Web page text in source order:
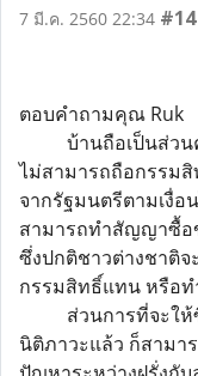
7 มี.ค. 2560 22:34 #14
ตอบคำถามคุณ Ruk
บ้านถือเป็นส่วนค
ไม่สามารถถือกรรม
จากรัฐมนตรีตามเงื่
สามารถทำสัญญาซื้อ
ซึ่งปกติชาวต่างชาติจ
กรรมสิทธิ์แทน หรือ
ส่วนการที่จะให้ซื้
นิติภาวะแล้ว ก็สามา